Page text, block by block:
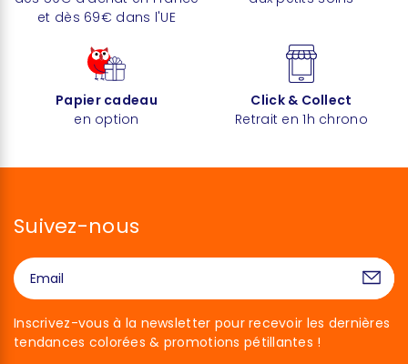
et dès 69€ dans l'UE
Papier cadeau
en option
Click & Collect
Retrait en 1h chrono
Suivez-nous
Inscrivez-vous à la newsletter pour recevoir les dernières
tendances colorées & promotions pétillantes !